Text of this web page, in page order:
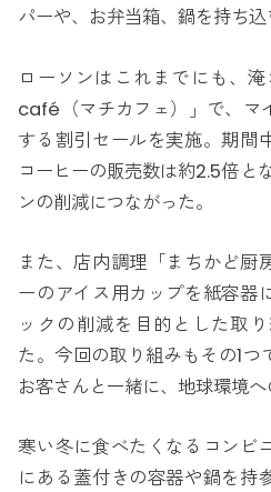
パーや、お弁当箱、鍋を持ち込
ローソンはこれまでにも、
café（マチカフェ）」で、マ
する割引セールを実施。期間
コーヒーの販売数は約2.5倍と
ンの削減につながった。
また、店内調理「まちかど厨
ーのアイス用カップを紙容器
ックの削減を目的とした取
た。今回の取り組みもその1つ
お客さんと一緒に、地球環境へ
寒い冬に食べたくなるコンビ
にある蓋付きの容器や鍋を持